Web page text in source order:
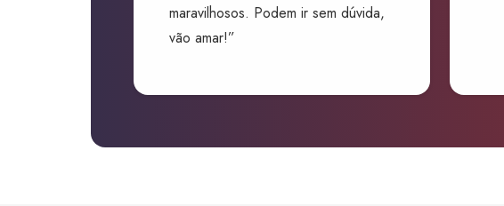
maravilhosos. Podem ir sem dúvida,
vão amar!”